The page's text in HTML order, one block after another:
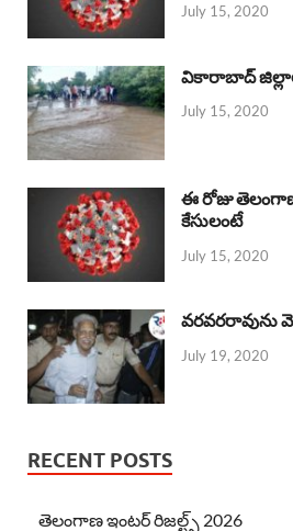
July 15, 2020
వికారాబాద్ జిల్లాలో
July 15, 2020
ఈ రోజు
కేసులంటే
July 15, 2020
వరవరరావును
July 19, 2020
RECENT POSTS
తెలంగాణ ఇంటర్ రిజల్ట్స్ 2026